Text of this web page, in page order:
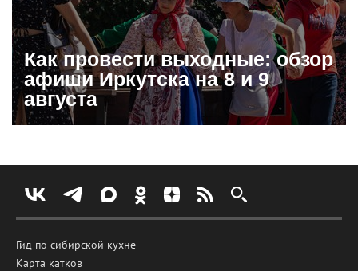
Как провести выходные: обзор
афиши Иркутска на 8 и 9
августа
Гид по сибирской кухне
Карта катков